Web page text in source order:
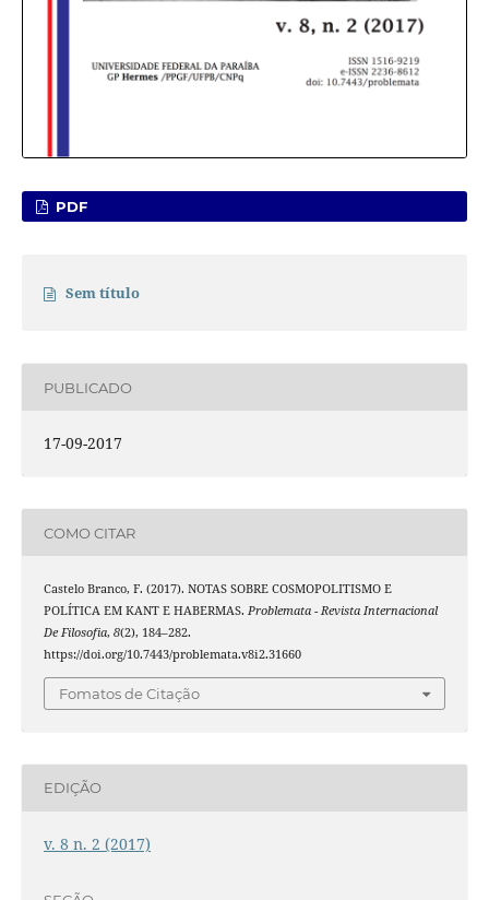
PDF
Sem título
PUBLICADO
17-09-2017
COMO CITAR
Castelo Branco, F. (2017). NOTAS SOBRE COSMOPOLITISMO E
POLÍTICA EM KANT E HABERMAS. Problemata - Revista Internacional
De Filosofia, 8(2), 184–282.
https://doi.org/10.7443/problemata.v8i2.31660
Fomatos de Citação
EDIÇÃO
v. 8 n. 2 (2017)